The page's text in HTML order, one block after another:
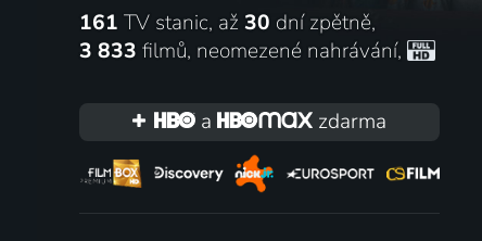
161 TV stanic, až 30 dní zpětně,
3 833 filmů, neomezené nahrávání,
a zdarma